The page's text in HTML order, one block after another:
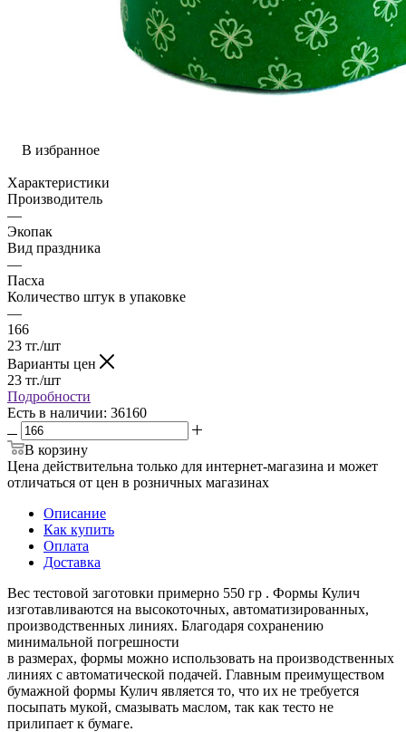
В избранное
Характеристики
Производитель
—
Экопак
Вид праздника
—
Пасха
Количество штук в упаковке
—
166
23 тг./шт
Варианты цен
23 тг./шт
Подробности
Есть в наличии: 36160
В корзину
Цена действительна только для интернет-магазина и может
отличаться от цен в розничных магазинах
Описание
Как купить
Оплата
Доставка
Вес тестовой заготовки примерно 550 гр . Формы Кулич
изготавливаются на высокоточных, автоматизированных,
производственных линиях. Благодаря сохранению
минимальной погрешности
в размерах, формы можно использовать на производственных
линиях с автоматической подачей. Главным преимуществом
бумажной формы Кулич является то, что их не требуется
посыпать мукой, смазывать маслом, так как тесто не
прилипает к бумаге.